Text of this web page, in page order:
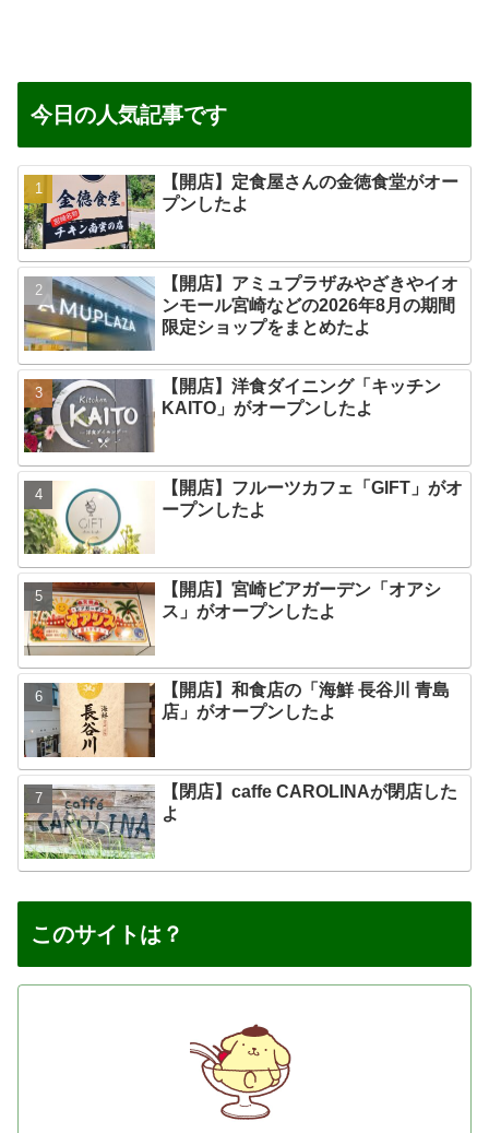
今日の人気記事です
【開店】定食屋さんの金徳食堂がオー
プンしたよ
【開店】アミュプラザみやざきやイオ
ンモール宮崎などの2026年8月の期間
限定ショップをまとめたよ
【開店】洋食ダイニング「キッチン
KAITO」がオープンしたよ
【開店】フルーツカフェ「GIFT」がオ
ープンしたよ
【開店】宮崎ビアガーデン「オアシ
ス」がオープンしたよ
【開店】和食店の「海鮮 長谷川 青島
店」がオープンしたよ
【閉店】caffe CAROLINAが閉店した
よ
このサイトは？